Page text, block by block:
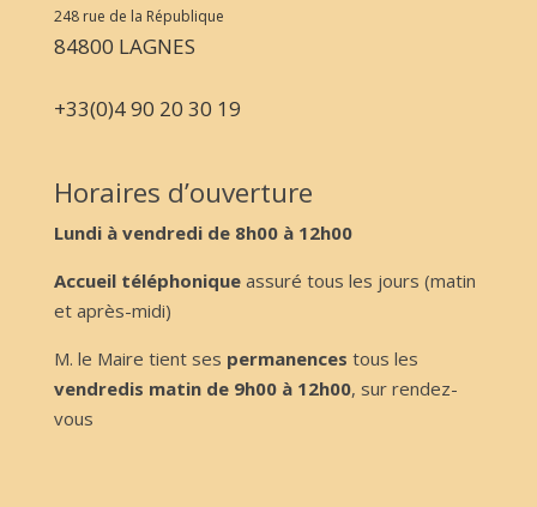
248 rue de la République
84800 LAGNES
+33(0)4 90 20 30 19
Horaires d’ouverture
Lundi à vendredi de 8h00 à 12h00
Accueil téléphoniqueassuré tous les jours (matin
et après-midi)
M. le Maire tient ses permanences tous les
vendredis matin de 9h00 à 12h00, sur rendez-
vous